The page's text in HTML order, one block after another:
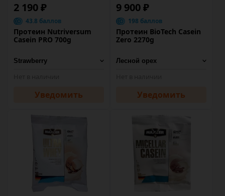
2 190 ₽
43.8 баллов
Протеин Nutriversum
Casein PRO 700g
Уведомить
9 900 ₽
198 баллов
Протеин BioTech Casein
Zero 2270g
Уведомить